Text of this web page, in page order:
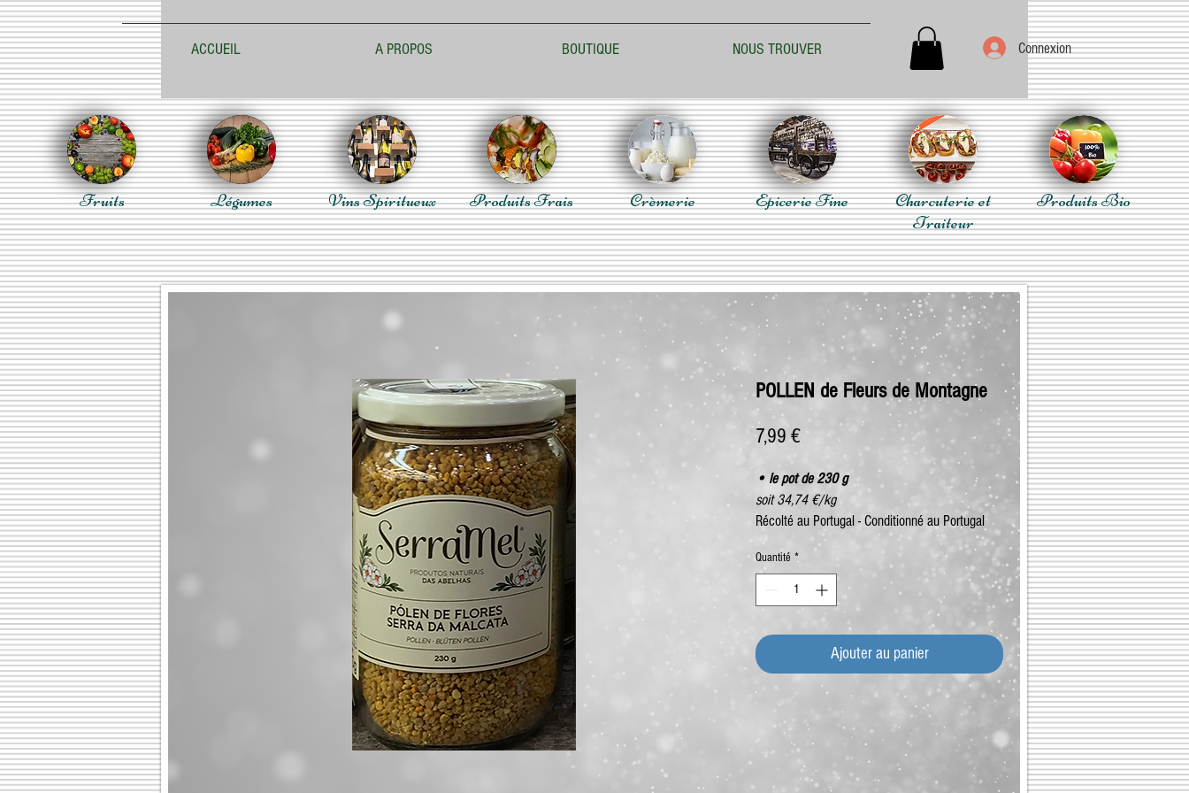
ACCUEIL A PROPOS BOUTIQUE NOUS TROUVER Connexion
Fruits Légumes Vins Spiritueux Produits Frais Crèmerie Epicerie Fine
Charcuterie et
Traiteur
Produits Bio
POLLEN de Fleurs de Montagne
7,99 €Prix
• le pot de 230 g
soit 34,74 €/kg
Récolté au Portugal - Conditionné au Portugal
Quantité *
Ajouter au panier